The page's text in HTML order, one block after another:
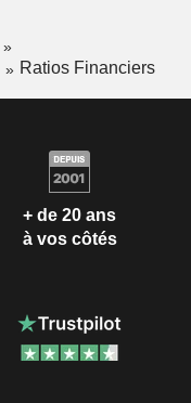
Ratios Financiers
+ de 20 ans
à vos côtés